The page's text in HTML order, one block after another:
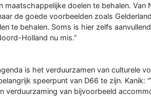
maatschappelijke doelen te behalen.
de goede voorbeelden zoals
te behalen. Soms is hier zelfs
Holland nu mis.”
is het verduurzamen van culturele
speerpunt van D66 te zijn. Kanik:
verduurzaming van bijvoorbeeld